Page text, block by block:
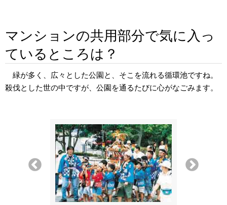
マンションの共用部分で気に入っ
ているところは？
緑が多く、広々とした公園と、そこを流れる循環池ですね。
殺伐とした世の中ですが、公園を通るたびに心がなごみます。